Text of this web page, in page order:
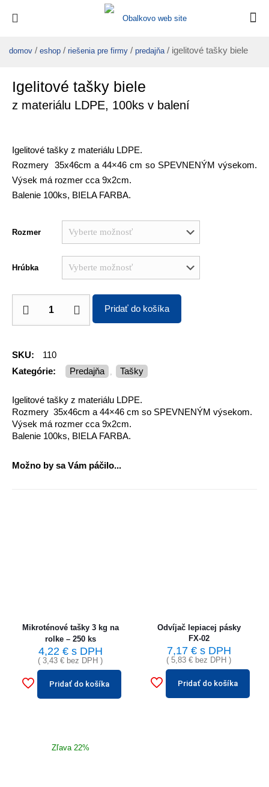
domov / eshop / riešenia pre firmy / predajňa / igelitové tašky biele
Igelitové tašky biele
z materiálu LDPE, 100ks v balení
Igelitové tašky z materiálu LDPE.
Rozmery 35x46cm a 44×46 cm so SPEVNENÝM výsekom.
Výsek má rozmer cca 9x2cm.
Balenie 100ks, BIELA FARBA.
Rozmer
Hrúbka
Pridať do košíka
SKU:
110
Kategórie:
Predajňa , Tašky
Igelitové tašky z materiálu LDPE.
Rozmery 35x46cm a 44×46 cm so SPEVNENÝM výsekom.
Výsek má rozmer cca 9x2cm.
Balenie 100ks, BIELA FARBA.
Možno by sa Vám páčilo...
Mikroténové tašky 3 kg na
rolke – 250 ks
4,22 €s DPH
( 3,43 € bez DPH )
Pridať do košíka
Odvíjač lepiacej pásky
FX-02
7,17 €s DPH
( 5,83 € bez DPH )
Pridať do košíka
Zľava 22%